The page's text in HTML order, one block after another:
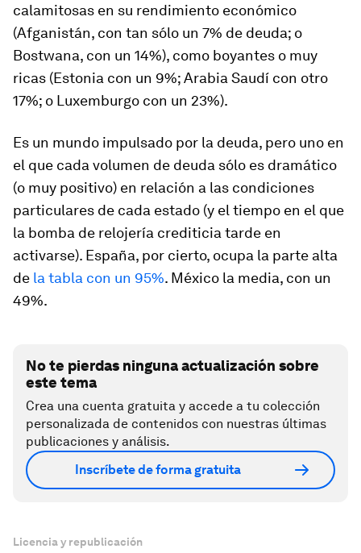
calamitosas en su rendimiento económico
(Afganistán, con tan sólo un 7% de deuda; o
Bostwana, con un 14%), como boyantes o muy
ricas (Estonia con un 9%; Arabia Saudí con otro
17%; o Luxemburgo con un 23%).
Es un mundo impulsado por la deuda, pero uno en
el que cada volumen de deuda sólo es dramático
(o muy positivo) en relación a las condiciones
particulares de cada estado (y el tiempo en el que
la bomba de relojería crediticia tarde en
activarse). España, por cierto, ocupa la parte alta
de la tabla con un 95%. México la media, con un
49%.
No te pierdas ninguna actualización sobre
este tema
Crea una cuenta gratuita y accede a tu colección
personalizada de contenidos con nuestras últimas
publicaciones y análisis.
Inscríbete de forma gratuita
Licencia y republicación